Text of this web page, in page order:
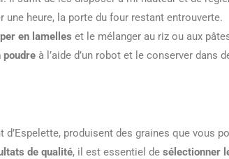
heure, la porte du four restant entrouverte.
en lamelles et le mélanger au riz ou aux
poudre à l’aide d’un robot et le conserver dans
produisent des graines que vous
de qualité, il est essentiel de sélectionner